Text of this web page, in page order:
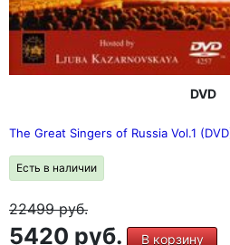
DVD
The Great Singers of Russia Vol.1
Есть в наличии
22499руб.
5420 руб. В корзину